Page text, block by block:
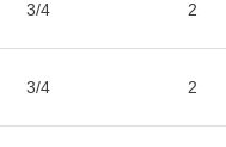
3/4 2
3/4 2